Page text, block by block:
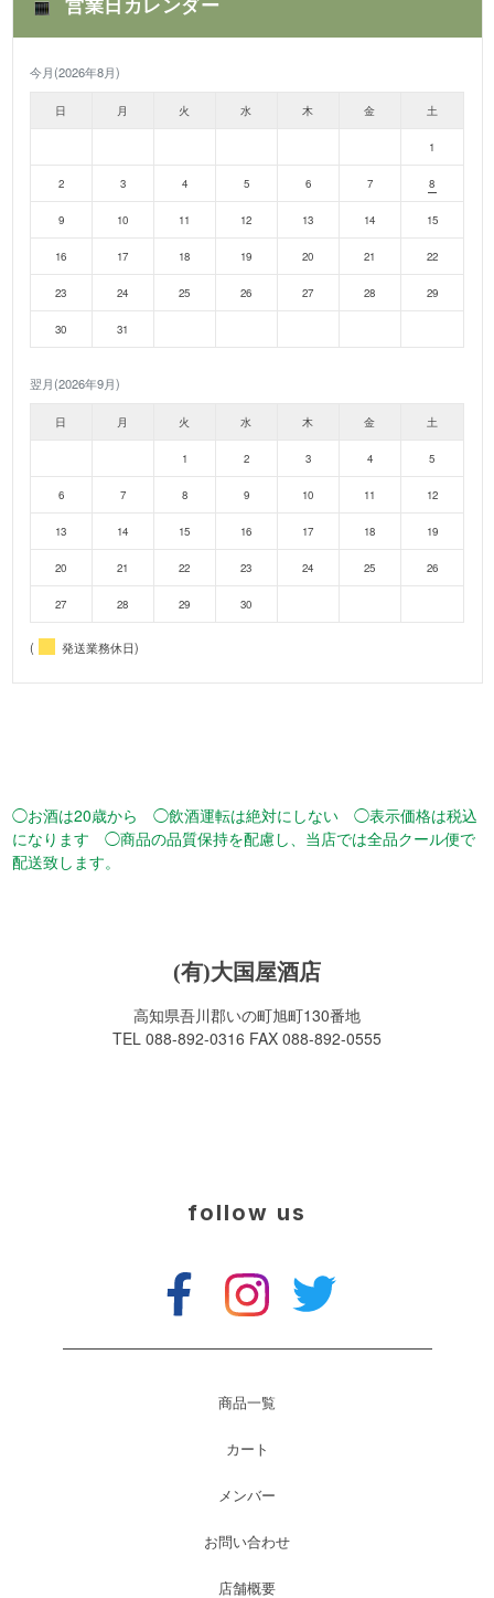
営業日カレンダー
今月(2026年8月)
日 月 火 水 木 金 土
1
2 3 4 5 6 7 8
9 10 11 12 13 14 15
16 17 18 19 20 21 22
23 24 25 26 27 28 29
30 31
翌月(2026年9月)
日 月 火 水 木 金 土
1 2 3 4 5
6 7 8 9 10 11 12
13 14 15 16 17 18 19
20 21 22 23 24 25 26
27 28 29 30
( 発送業務休日)
◯お酒は20歳から ◯飲酒運転は絶対にしない ◯表示価格は税込
になります ◯商品の品質保持を配慮し、当店では全品クール便で
配送致します。
(有)大国屋酒店
高知県吾川郡いの町旭町130番地
TEL 088-892-0316 FAX 088-892-0555
follow us
商品一覧
カート
メンバー
お問い合わせ
店舗概要